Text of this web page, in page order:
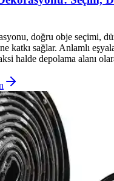
doğru obje seçimi,
katkı sağlar. Anlamlı
halde depolama alanı